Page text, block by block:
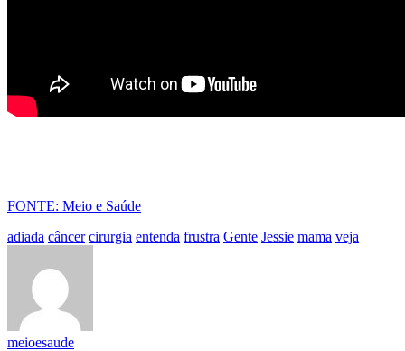
FONTE: Meio e Saúde
adiada câncer cirurgia entenda frustra Gente Jessie mama veja
meioesaude